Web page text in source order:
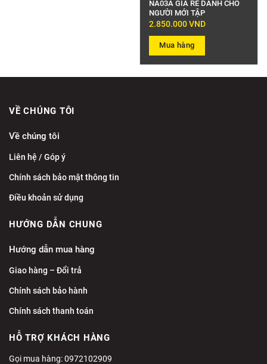
NA03A GIÁ RẺ DÀNH CHO
NGƯỜI MỚI TẬP
2.850.000VND
Mua hàng
VỀ CHÚNG TÔI
Về chúng tôi
Liên hệ / Góp ý
Chính sách bảo mật thông tin
Điều khoản sử dụng
HƯỚNG DẪN CHUNG
Hướng dẫn mua hàng
Giao hàng – Đổi trả
Chính sách bảo hành
Chính sách thanh toán
HỖ TRỢ KHÁCH HÀNG
Gọi mua hàng: 0972102909